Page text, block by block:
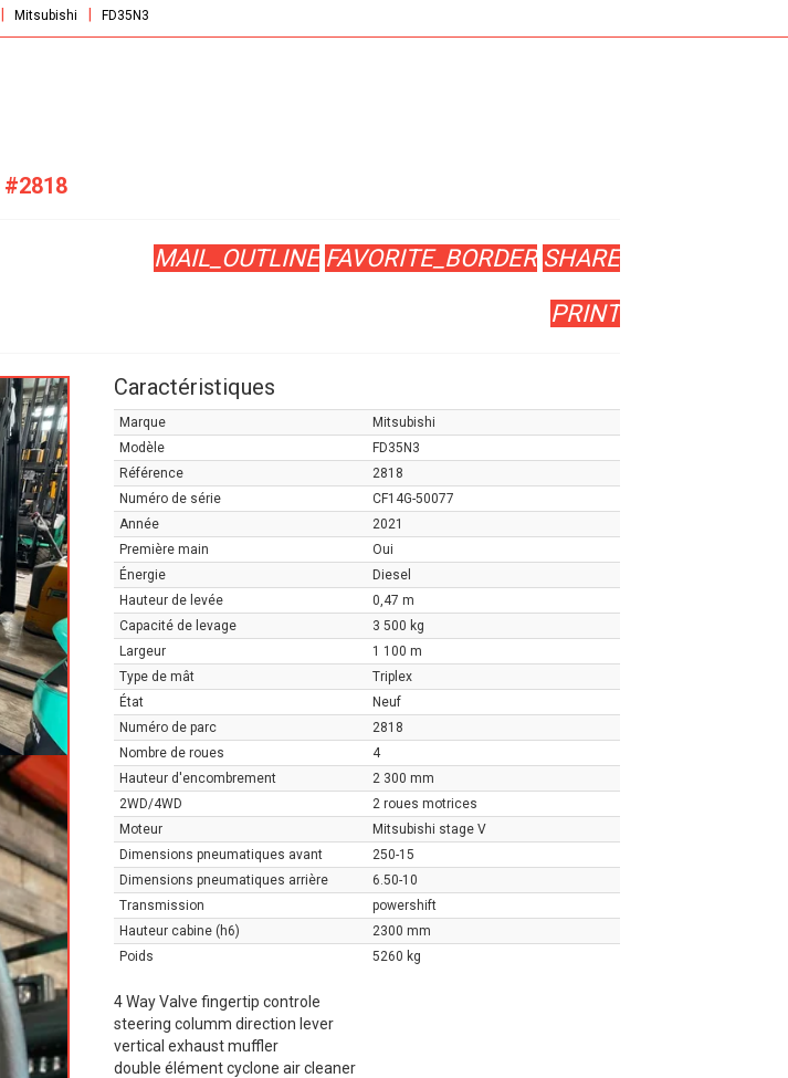
Mitsubishi FD35N3
#2818
FAVORITE_BORDER
MAIL_OUTLINE
SHARE
PRINT
Caractéristiques
Marque
Mitsubishi
Modèle
FD35N3
Référence
2818
Numéro de série
CF14G-50077
Année
2021
Première main
Oui
Énergie
Diesel
Hauteur de levée
0,47 m
Capacité de levage
3 500 kg
Largeur
1 100 m
Type de mât
Triplex
État
Neuf
Numéro de parc
2818
Nombre de roues
4
Hauteur d'encombrement
2 300 mm
2WD/4WD
2 roues motrices
Moteur
Mitsubishi stage V
Dimensions pneumatiques avant
250-15
Dimensions pneumatiques arrière
6.50-10
Transmission
powershift
Hauteur cabine (h6)
2300 mm
Poids
5260 kg
4 Way Valve fingertip controle
steering columm direction lever
vertical exhaust muffler
double élément cyclone air cleaner